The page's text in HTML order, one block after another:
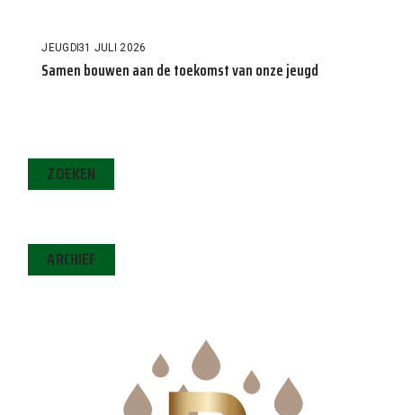
JEUGD31 JULI 2026
Samen bouwen aan de toekomst van onze jeugd
ZOEKEN
ARCHIEF